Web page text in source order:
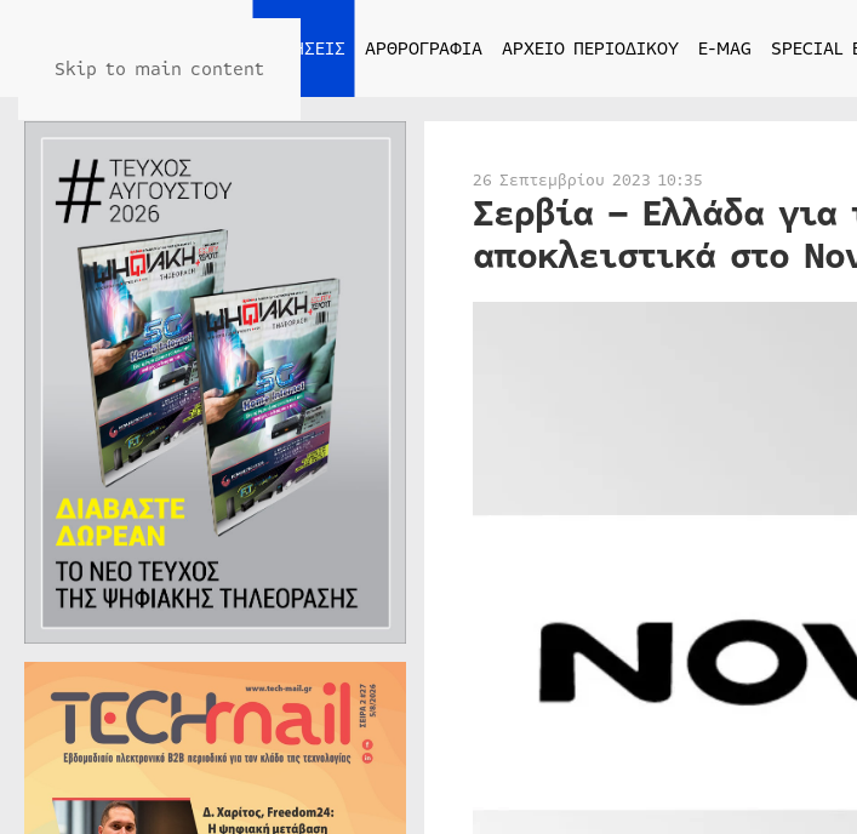
Skip to main content
ΕΙΔΗΣΕΙΣ ΑΡΘΡΟΓΡΑΦΙΑ ΑΡΧΕΙΟ ΠΕΡΙΟΔΙΚΟΥ E-MAG SPECIAL
26 Σεπτεμβρίου 2023 10:35
Σερβία – Ελλάδα για
αποκλειστικά στο